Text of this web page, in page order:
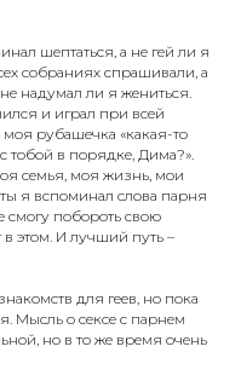
шептаться, а не гей ли я
собраниях спрашивали, а
надумал ли я жениться.
и играл при всей
моя рубашечка «какая-то
тобой в порядке, Дима?».
семья, моя жизнь, мои
я вспоминал слова парня
смогу побороть свою
этом. И лучший путь –
для геев, но пока
Мысль о сексе с парнем
но в то же время очень